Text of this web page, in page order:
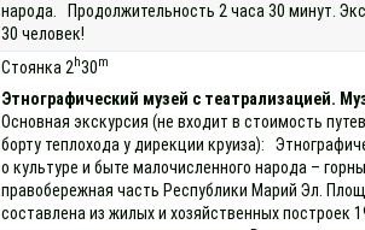
народа. Продолжительность 2 часа 30 минут.
30 человек!
Стоянка 2 h30m
Этнографический музей с театрализацией.
Основная экскурсия (не входит в стоимость
борту теплохода у дирекции круиза):
о культуре и быте малочисленного народа –
правобережная часть Республики Марий Эл.
составлена из жилых и хозяйственных построек